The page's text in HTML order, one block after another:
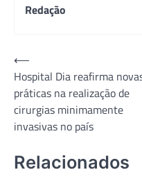
Redação
Navegação
de
Post
⟵
Hospital Dia reafirma
práticas na realização de
cirurgias minimamente
invasivas no país
Relacionados